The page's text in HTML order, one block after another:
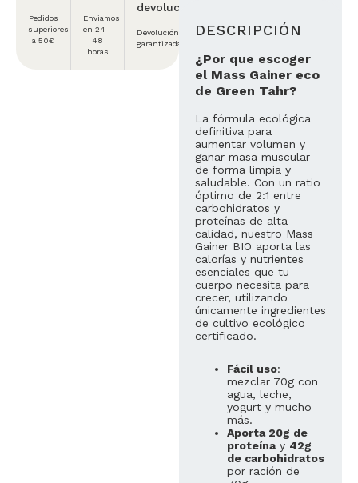
Pedidos
superiores
a 50€
Enviamos
en 24 -
48
horas
devolución
Devolución
garantizada
DESCRIPCIÓN
¿Por que escoger
el Mass Gainer eco
de Green Tahr?
La fórmula ecológica
definitiva para
aumentar volumen y
ganar masa muscular
de forma limpia y
saludable. Con un ratio
óptimo de 2:1 entre
carbohidratos y
proteínas de alta
calidad, nuestro Mass
Gainer BIO aporta las
calorías y nutrientes
esenciales que tu
cuerpo necesita para
crecer, utilizando
únicamente ingredientes
de cultivo ecológico
certificado.
Fácil uso:
mezclar 70g con
agua, leche,
yogurt y mucho
más.
Aporta 20g de
proteínay 42g
de carbohidratos
por ración de